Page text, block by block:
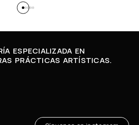
ESPECIALIZADA EN
PRÁCTICAS ARTÍSTICAS.